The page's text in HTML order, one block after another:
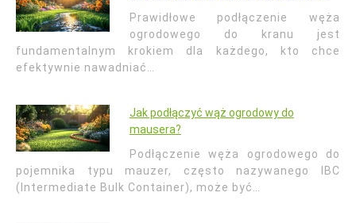
Prawidłowe podłączenie węża
ogrodowego do kranu jest
fundamentalnym krokiem dla każdego, kto chce
efektywnie nawadniać…
Jak podłączyć wąż ogrodowy do
mausera?
Podłączenie węża ogrodowego do
pojemnika typu mauzer, często nazywanego IBC
(Intermediate Bulk Container), może być…